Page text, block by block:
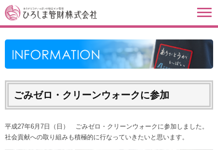
ごみゼロ・クリーンウォークに参加
平成27年6月7日（日） ごみゼロ・クリーンウォークに参加しました。
社会貢献への取り組みも積極的に行なっていきたいと思います。